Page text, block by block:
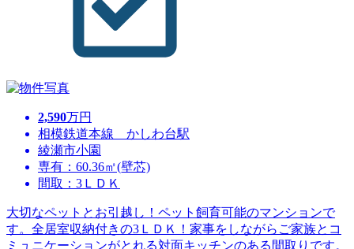
2,590万円
相模鉄道本線 かしわ台駅
綾瀬市小園
専有：60.36㎡(壁芯)
間取：3ＬＤＫ
大切なペットとお引越し！ペット飼育可能のマンションで
す。全居室収納付きの3ＬＤＫ！家事をしながらご家族とコ
ミュニケーションがとれる対面キッチンのある間取りです。